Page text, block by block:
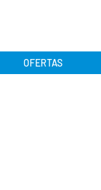
OFERTAS